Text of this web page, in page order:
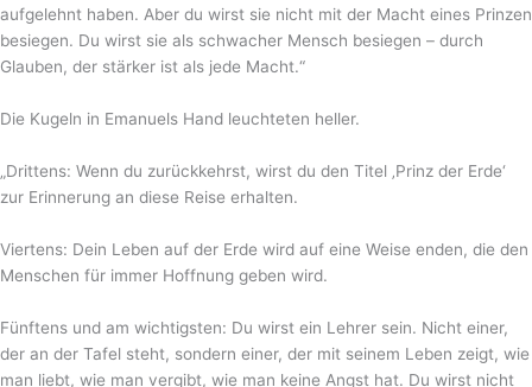
aufgelehnt haben. Aber du wirst sie nicht mit der Macht eines Prinzen
besiegen. Du wirst sie als schwacher Mensch besiegen – durch
Glauben, der stärker ist als jede Macht.“
Die Kugeln in Emanuels Hand leuchteten heller.
„Drittens: Wenn du zurückkehrst, wirst du den Titel ‚Prinz der Erde‘
zur Erinnerung an diese Reise erhalten.
Viertens: Dein Leben auf der Erde wird auf eine Weise enden, die den
Menschen für immer Hoffnung geben wird.
Fünftens und am wichtigsten: Du wirst ein Lehrer sein. Nicht einer,
der an der Tafel steht, sondern einer, der mit seinem Leben zeigt, wie
man liebt, wie man vergibt, wie man keine Angst hat. Du wirst nicht